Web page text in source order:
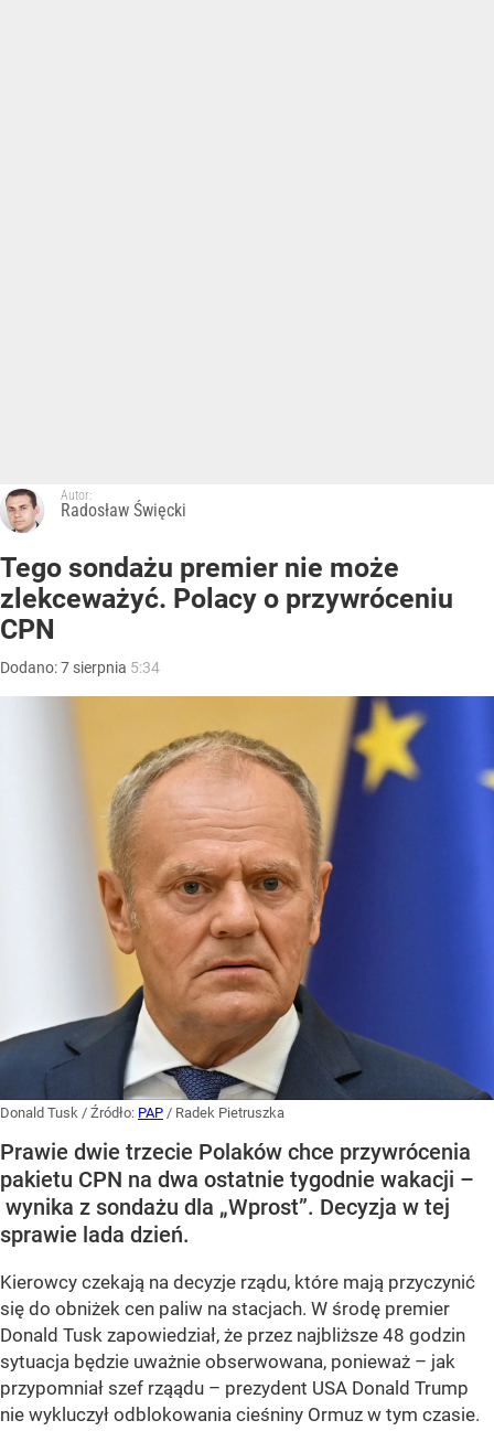
Autor:
Radosław Święcki
Tego sondażu premier nie może
zlekceważyć. Polacy o przywróceniu
CPN
Dodano:7 sierpnia 5:34
Donald Tusk / Źródło: PAP / Radek Pietruszka
Prawie dwie trzecie Polaków chce przywrócenia
pakietu CPN na dwa ostatnie tygodnie wakacji –
wynika z sondażu dla „Wprost”. Decyzja w tej
sprawie lada dzień.
Kierowcy czekają na decyzje rządu, które mają przyczynić
się do obniżek cen paliw na stacjach. W środę premier
Donald Tusk zapowiedział, że przez najbliższe 48 godzin
sytuacja będzie uważnie obserwowana, ponieważ – jak
przypomniał szef rząądu – prezydent USA Donald Trump
nie wykluczył odblokowania cieśniny Ormuz w tym czasie.